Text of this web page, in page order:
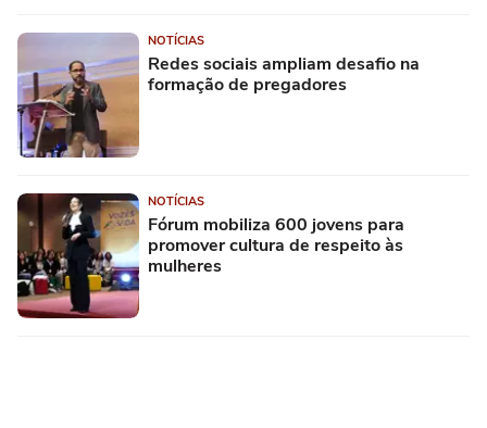
NOTÍCIAS
Redes sociais ampliam desafio na
formação de pregadores
NOTÍCIAS
Fórum mobiliza 600 jovens para
promover cultura de respeito às
mulheres